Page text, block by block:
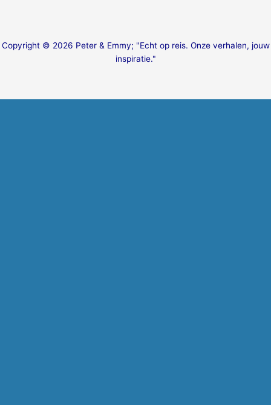
Copyright © 2026 Peter & Emmy; "Echt op reis. Onze verhalen, jouw
inspiratie."